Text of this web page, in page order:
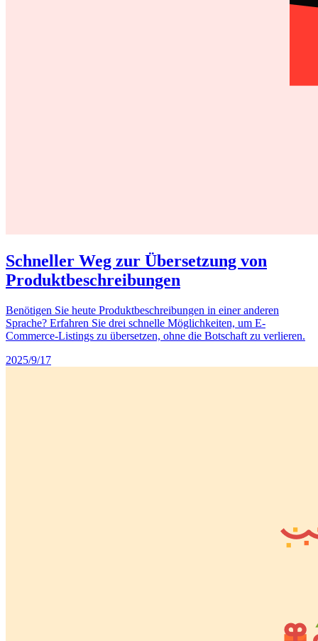
Schneller Weg zur Übersetzung von
Produktbeschreibungen
Benötigen Sie heute Produktbeschreibungen in einer anderen
Sprache? Erfahren Sie drei schnelle Möglichkeiten, um E-
Commerce-Listings zu übersetzen, ohne die Botschaft zu verlieren.
2025/9/17